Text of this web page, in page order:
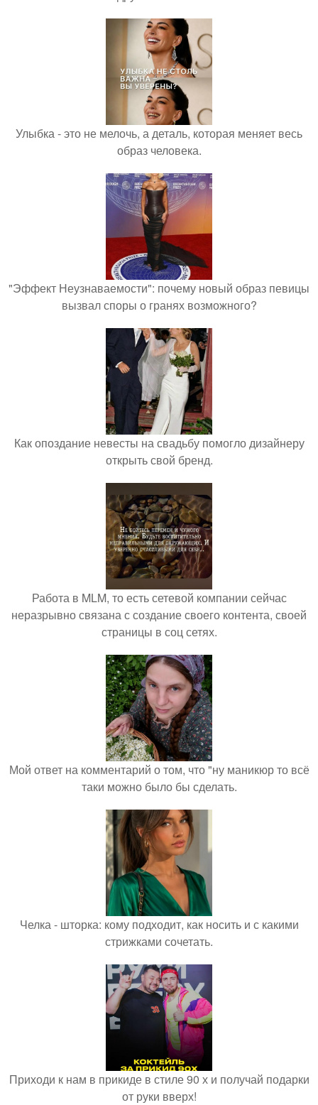
Улыбка - это не мелочь, а деталь, которая меняет весь
образ человека.
"Эффект Неузнаваемости": почему новый образ певицы
вызвал споры о гранях возможного?
Как опоздание невесты на свадьбу помогло дизайнеру
открыть свой бренд.
Работа в MLM, то есть сетевой компании сейчас
неразрывно связана с создание своего контента, своей
страницы в соц сетях.
Мой ответ на комментарий о том, что "ну маникюр то всё
таки можно было бы сделать.
Челка - шторка: кому подходит, как носить и с какими
стрижками сочетать.
Приходи к нам в прикиде в стиле 90 х и получай подарки
от руки вверх!